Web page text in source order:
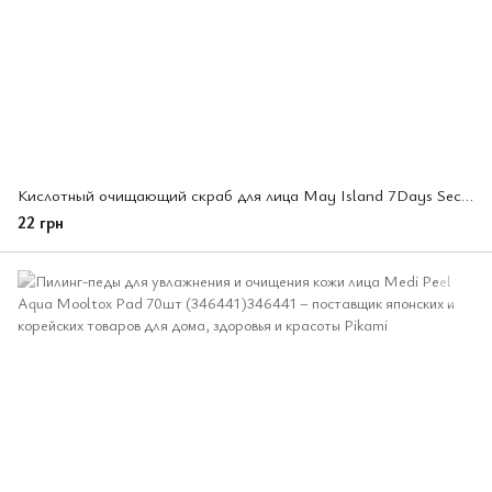
Кислотный очищающий скраб для лица May Island 7Days Secret Pore Clear Powder Scrub 1 шт 5 г (400785)
22 грн